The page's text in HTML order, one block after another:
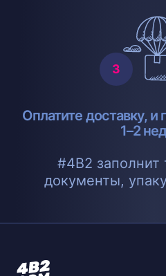
Оплатите доставку, и
1–2
#4B2
документы,